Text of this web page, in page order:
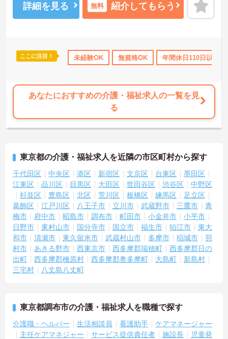
無資格OK 年間休日110日以上 資格取得サポート
や、コンプライアンスを推進する部署があり、グループ企業を含め
た柔軟かつ強固なバックアップがあります。ご興味ある方には、面
詳細を見る 無料 紹介してもらう
ここに注目！ 未経験OK 無資格OK 年間休日110日以上
あなたにおすすめの介護・福祉求人の一覧を見
る
東京都の介護・福祉求人を近隣の市区町村から探す
千代田区 中央区 港区 新宿区 文京区 台東区
墨田区
江東区
品川区 目黒区 大田区 世田谷区 渋谷区
中野区
杉並区
豊島区 北区 荒川区 板橋区 練馬区
足立区
葛飾区
江戸川区 八王子市 立川市 武蔵野市 三鷹市
青
梅市
府中市 昭島市 調布市 町田市 小金井市
小平市
日野市
東村山市 国分寺市 国立市 福生市 狛江市
東大
和市
清瀬市 東久留米市 武蔵村山市 多摩市 稲城市
羽
村市
あきる野市 西東京市 西多摩郡瑞穂町
西多摩郡日の
出町
西多摩郡檜原村 西多摩郡奥多摩町 大島町
新島村
三宅村
八丈島八丈町
東京都調布市の介護・福祉求人を職種で探す
介護職・ヘルパー 生活相談員 看護助手
ケアマネージャー
主任ケアマネジャー
サービス提供責任者 施設長
児童発